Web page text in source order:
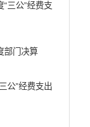
三公”经费支
部门决算
公”经费支出